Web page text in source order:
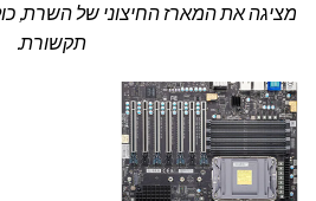
מציגה את המארז החיצוני של השרת,
תקשורת.